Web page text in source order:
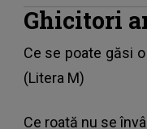
Ghicitori
Ce se poate găsi
(Litera M)
Ce roată nu se